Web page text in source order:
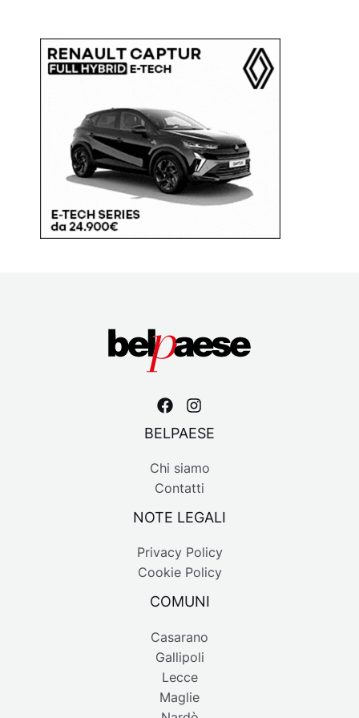
BELPAESE
Chi siamo
Contatti
NOTE LEGALI
Privacy Policy
Cookie Policy
COMUNI
Casarano
Gallipoli
Lecce
Maglie